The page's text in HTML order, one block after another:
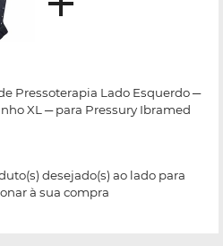
Pressoterapia Lado Esquerdo ─
XL ─ para Pressury Ibramed
desejado(s) ao lado para
à sua compra